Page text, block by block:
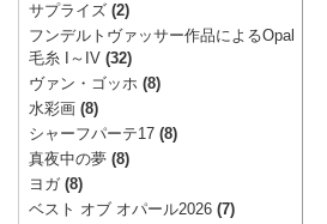
サプライズ (2)
フンデルトヴァッサー作品によるOpal
毛糸 I～IV (32)
ヴァン・ゴッホ (8)
水彩画 (8)
シャーフパーテ17 (8)
真夜中の夢 (8)
ヨガ(8)
ベスト オブ オパール2026 (7)